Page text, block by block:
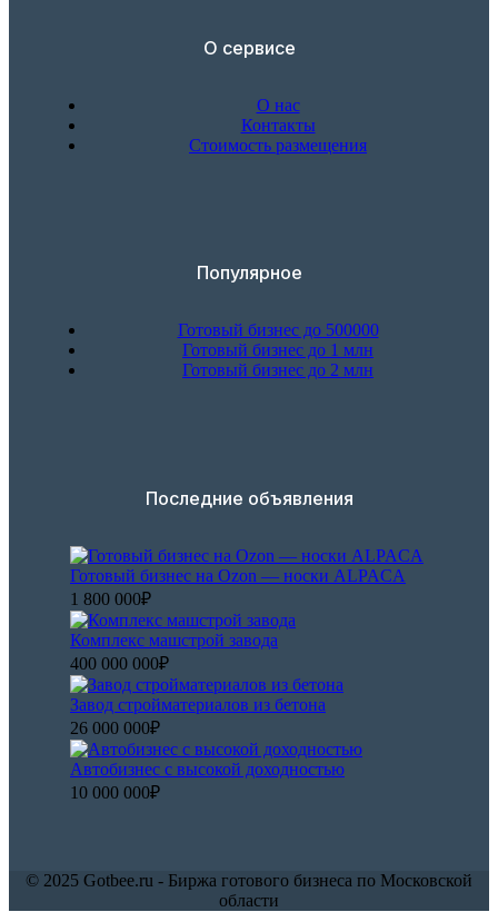
О сервисе
О нас
Контакты
Стоимость размещения
Популярное
Готовый бизнес до 500000
Готовый бизнес до 1 млн
Готовый бизнес до 2 млн
Последние объявления
Готовый бизнес на Ozon — носки ALPACA
1 800 000₽
Комплекс машстрой завода
400 000 000₽
Завод стройматериалов из бетона
26 000 000₽
Автобизнес с высокой доходностью
10 000 000₽
© 2025 Gotbee.ru - Биржа готового бизнеса по Московской
области